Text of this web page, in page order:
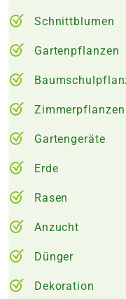
Schnittblumen
Gartenpflanzen
Zimmerpflanzen
Gartengeräte
Erde
Rasen
Anzucht
Dünger
Dekoration